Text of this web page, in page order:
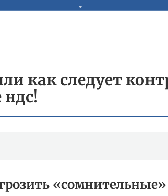
как следует
«сомнительные»